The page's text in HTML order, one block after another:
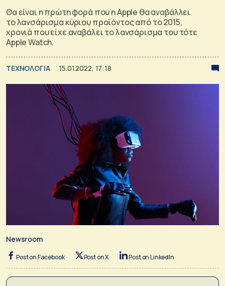
Θα είναι η πρώτη φορά που η Apple θα αναβάλλει
το λανσάρισμα κύριου προϊόντος από το 2015,
χρονιά που είχε αναβάλει το λανσάρισμα του τότε
Apple Watch.
ΤΕΧΝΟΛΟΓΙΑ 15.01.2022, 17:18
Newsroom
Post on Facebook Post on X Post on LinkedIn